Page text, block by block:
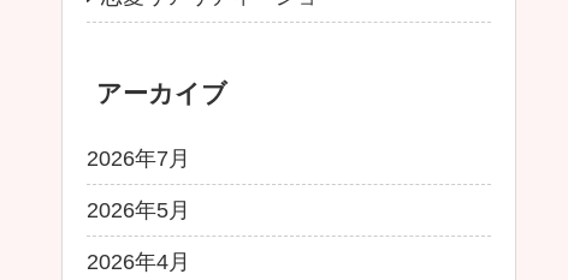
アーカイブ
2026年7月
2026年5月
2026年4月